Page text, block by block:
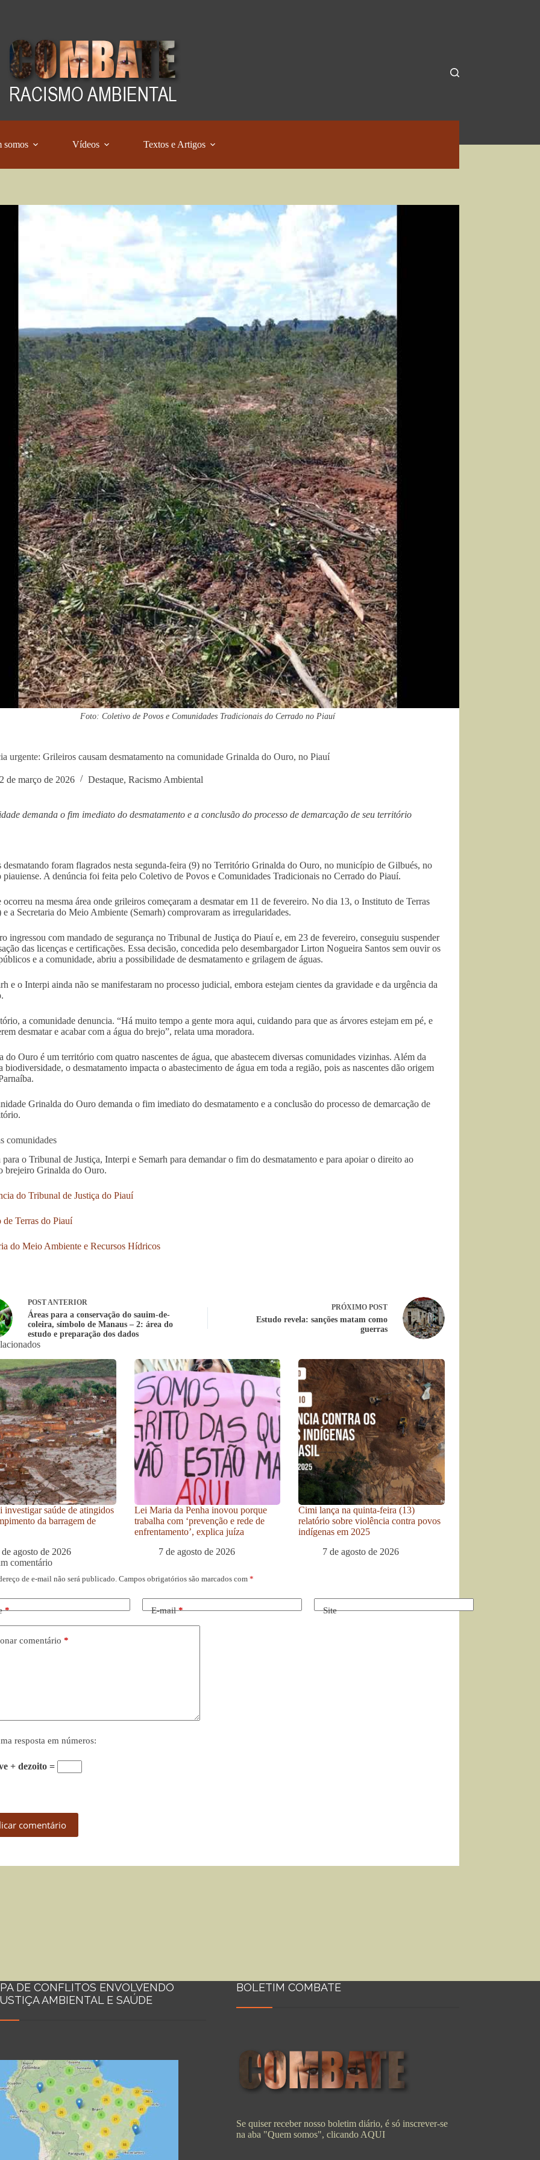
somos Vídeos Textos e Artigos
Foto: Coletivo de Povos e Comunidades Tradicionais do Cerrado no Piauí
urgente: Grileiros causam desmatamento na comunidade Grinalda do Ouro, no Piauí
de março de 2026 Destaque, Racismo Ambiental
demanda o fim imediato do desmatamento e a conclusão do processo de demarcação de seu território
desmatando foram flagrados nesta segunda-feira (9) no Território Grinalda do Ouro, no município de Gilbués, no
piauiense. A denúncia foi feita pelo Coletivo de Povos e Comunidades Tradicionais no Cerrado do Piauí.
ocorreu na mesma área onde grileiros começaram a desmatar em 11 de fevereiro. No dia 13, o Instituto de Terras
a Secretaria do Meio Ambiente (Semarh) comprovaram as irregularidades.
ingressou com mandado de segurança no Tribunal de Justiça do Piauí e, em 23 de fevereiro, conseguiu suspender
das licenças e certificações. Essa decisão, concedida pelo desembargador Lirton Nogueira Santos sem ouvir os
e a comunidade, abriu a possibilidade de desmatamento e grilagem de águas.
e o Interpi ainda não se manifestaram no processo judicial, embora estejam cientes da gravidade e da urgência da
a comunidade denuncia. “Há muito tempo a gente mora aqui, cuidando para que as árvores estejam em pé, e
desmatar e acabar com a água do brejo”, relata uma moradora.
do Ouro é um território com quatro nascentes de água, que abastecem diversas comunidades vizinhas. Além da
biodiversidade, o desmatamento impacta o abastecimento de água em toda a região, pois as nascentes dão origem
Grinalda do Ouro demanda o fim imediato do desmatamento e a conclusão do processo de demarcação de
comunidades
para o Tribunal de Justiça, Interpi e Semarh para demandar o fim do desmatamento e para apoiar o direito ao
brejeiro Grinalda do Ouro.
do Tribunal de Justiça do Piauí
de Terras do Piauí
do Meio Ambiente e Recursos Hídricos
POSTANTERIOR
Áreas para a conservação do sauim-de-
coleira, símbolo de Manaus – 2: área do
estudo e preparação dos dados
PRÓXIMO POST
Estudo revela: sanções matam como
guerras
investigar saúde de atingidos
da barragem de
de agosto de 2026
Lei Maria da Penha inovou porque
trabalha com ‘prevenção e rede de
enfrentamento’, explica juíza
7 de agosto de 2026
Cimi lança na quinta-feira (13)
relatório sobre violência contra povos
indígenas em 2025
7 de agosto de 2026
comentário
de e-mail não será publicado. Campos obrigatórios são marcados com *
* E-mail* Site
comentário *
resposta em números:
+ dezoito =
comentário
DE CONFLITOS ENVOLVENDO
AMBIENTAL E SAÚDE
BOLETIM COMBATE
Se quiser receber nosso boletim diário, é só inscrever-se
na aba "Quem somos", clicando AQUI